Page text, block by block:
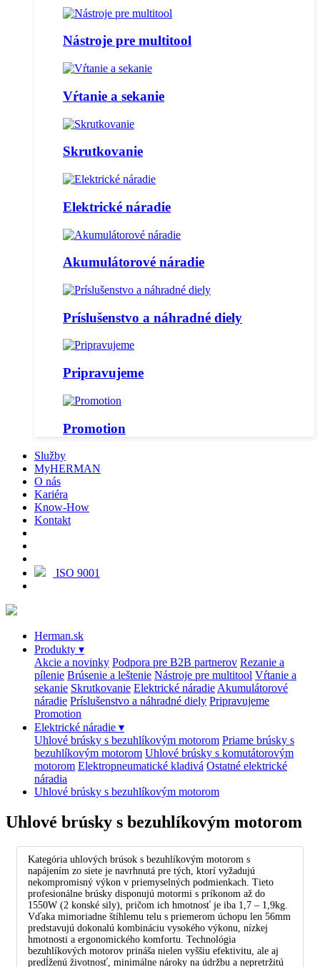
Nástroje pre multitool
Vŕtanie a sekanie
Skrutkovanie
Elektrické náradie
Akumulátorové náradie
Príslušenstvo a náhradné diely
Pripravujeme
Promotion
Služby
MyHERMAN
O nás
Kariéra
Know-How
Kontakt
ISO 9001
Herman.sk
Produkty ▾
Akcie a novinky Podpora pre B2B partnerov Rezanie a
pílenie Brúsenie a leštenie Nástroje pre multitool Vŕtanie a
sekanie Skrutkovanie Elektrické náradie Akumulátorové
náradie Príslušenstvo a náhradné diely Pripravujeme
Promotion
Elektrické náradie ▾
Uhlové brúsky s bezuhlíkovým motorom Priame brúsky s
bezuhlíkovým motorom Uhlové brúsky s komutátorovým
motorom Elektropneumatické kladivá Ostatné elektrické
náradia
Uhlové brúsky s bezuhlíkovým motorom
Uhlové brúsky s bezuhlíkovým motorom
Kategória uhlových brúsok s bezuhlíkovým motorom s
napájením zo siete je navrhnutá pre tých, ktorí vyžadujú
nekompromisný výkon v priemyselných podmienkach. Tieto
profesionálne brúsky disponujú motormi s príkonom až do
1550W (2 konské sily), pričom ich hmotnosť je iba 1,7 – 1,9kg.
Vďaka mimoriadne štíhlemu telu s priemerom úchopu len 56mm
predstavujú dokonalú kombináciu vysokého výkonu, nízkej
hmotnosti a ergonomického komfortu. Technológia
bezuhlíkových motorov prináša nielen vyššiu efektivitu, ale aj
predĺženú životnosť, minimálne nároky na údržbu a nepretržitú